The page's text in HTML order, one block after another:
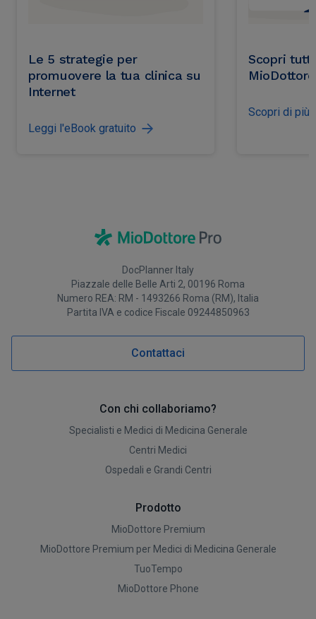
Le 5 strategie per
promuovere la tua clinica su
Internet
Leggi l'eBook gratuito
Scopri
Scopri di più
DocPlanner Italy
Piazzale delle Belle Arti 2, 00196 Roma
Numero REA: RM - 1493266 Roma (RM), Italia
Partita IVA e codice Fiscale 09244850963
Contattaci
Con chi collaboriamo?
Specialisti e Medici di Medicina Generale
Centri Medici
Ospedali e Grandi Centri
Prodotto
MioDottore Premium
MioDottore Premium per Medici di Medicina Generale
TuoTempo
MioDottore Phone